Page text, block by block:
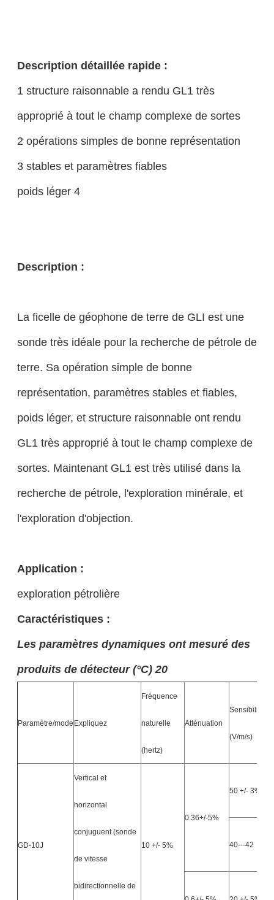
Description détaillée rapide :
1 structure raisonnable a rendu GL1 très
approprié à tout le champ complexe de sortes
2 opérations simples de bonne représentation
3 stables et paramètres fiables
poids léger 4
Description :
La ficelle de géophone de terre de GLI est une
sonde très idéale pour la recherche de pétrole de
terre. Sa opération simple de bonne
représentation, paramètres stables et fiables,
poids léger, et structure raisonnable ont rendu
GL1 très approprié à tout le champ complexe de
sortes. Maintenant GL1 est très utilisé dans la
recherche de pétrole, l'exploration minérale, et
l'exploration d'objection.
Application :
exploration pétrolière
Caractéristiques :
Les paramètres dynamiques ont mesuré des
produits de détecteur (°C) 20
Paramètre/mode Expliquez
Fréquence
naturelle
(hertz)
Atténuation
Sensibilité
(V/m/s)
GD-10J
Vertical et
horizontal
conjuguent (sonde
de vitesse
bidirectionnelle de
10 +/- 5%
0.36+/-5%
50 +/- 3%
40---42